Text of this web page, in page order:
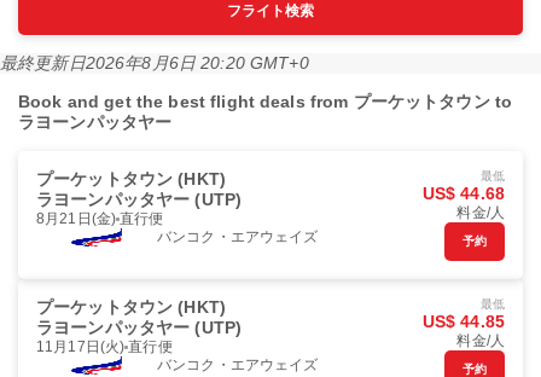
フライト検索
最終更新日2026年8月6日 20:20 GMT+0
Book and get the best flight deals from プーケットタウン to
ラヨーンパッタヤー
プーケットタウン (HKT)
ラヨーンパッタヤー (UTP)
8月21日(金) 直行便
バンコク・エアウェイズ
最低
US$ 44.68
料金/人
予約
プーケットタウン (HKT)
ラヨーンパッタヤー (UTP)
11月17日(火) 直行便
バンコク・エアウェイズ
最低
US$ 44.85
料金/人
予約